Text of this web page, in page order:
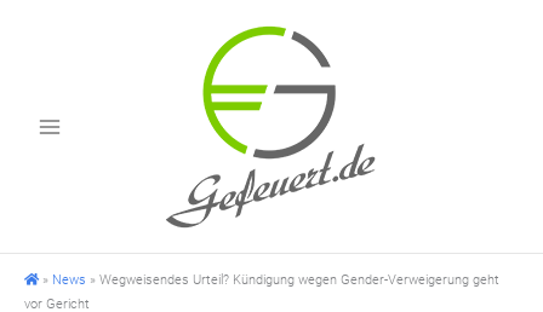
» News » Wegweisendes Urteil? Kündigung wegen Gender-Verweigerung geht
vor Gericht